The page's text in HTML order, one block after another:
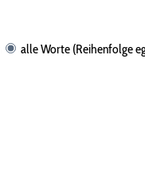
alle Worte (Reihenfolge